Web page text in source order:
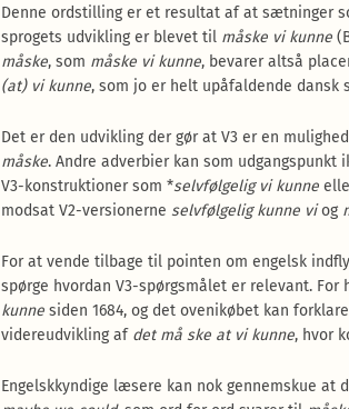
Denne ordstilling er et resultat af at sætninger
sprogets udvikling er blevet til måske vi kunne
måske, som måske vi kunne, bevarer altså
(at) vi kunne, som jo er helt upåfaldende dansk
Det er den udvikling der gør at V3 er en
måske. Andre adverbier kan som
V3-konstruktioner som *selvfølgelig vi kunne
modsat V2-versionerne selvfølgelig kunne viog
For at vende tilbage til pointen om engelsk
spørge hvordan V3-spørgsmålet er relevant. For
kunne siden 1684, og det ovenikøbet kan
videreudvikling af det må ske at vi kunne, hvor
Engelskkyndige læsere kan nok gennemskue